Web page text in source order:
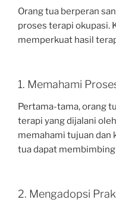
Orang tua berperan
proses terapi okupasi.
memperkuat hasil
1. Memahami
Pertama-tama, orang
terapi yang dijalani
memahami tujuan dan
tua dapat
2. Mengadopsi